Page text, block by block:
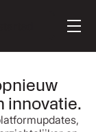
innovatie.